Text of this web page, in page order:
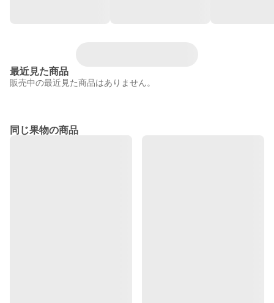
最近見た商品
販売中の最近見た商品はありません。
同じ果物の商品